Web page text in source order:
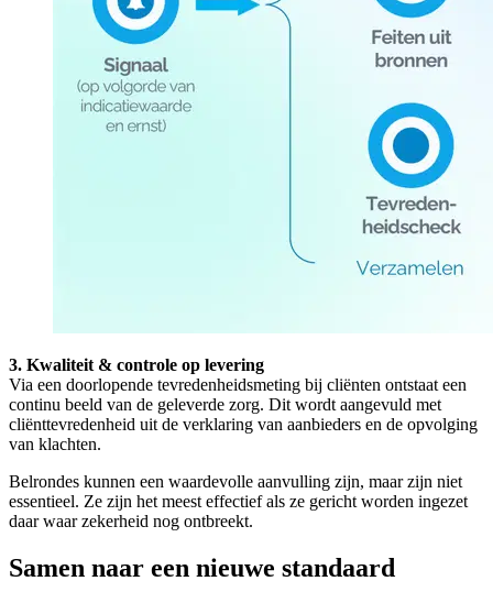
3. Kwaliteit & controle op levering
Via een doorlopende tevredenheidsmeting bij cliënten ontstaat een
continu beeld van de geleverde zorg. Dit wordt aangevuld met
cliënttevredenheid uit de verklaring van aanbieders en de opvolging
van klachten.
Belrondes kunnen een waardevolle aanvulling zijn, maar zijn niet
essentieel. Ze zijn het meest effectief als ze gericht worden ingezet
daar waar zekerheid nog ontbreekt.
Samen naar een nieuwe standaard